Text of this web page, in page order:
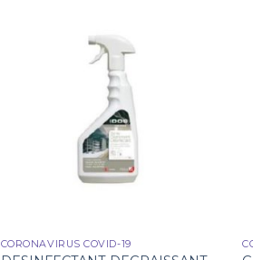
CORONAVIRUS COVID-19